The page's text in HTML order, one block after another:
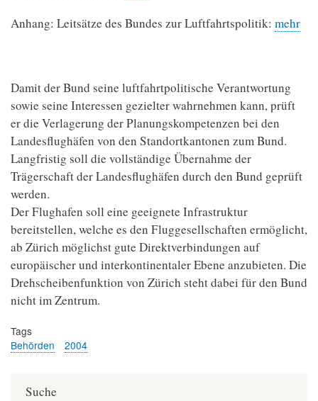
Anhang: Leitsätze des Bundes zur Luftfahrtspolitik: mehr
Damit der Bund seine luftfahrtpolitische Verantwortung
sowie seine Interessen gezielter wahrnehmen kann, prüft
er die Verlagerung der Planungskompetenzen bei den
Landesflughäfen von den Standortkantonen zum Bund.
Langfristig soll die vollständige Übernahme der
Trägerschaft der Landesflughäfen durch den Bund geprüft
werden.
Der Flughafen soll eine geeignete Infrastruktur
bereitstellen, welche es den Fluggesellschaften ermöglicht,
ab Zürich möglichst gute Direktverbindungen auf
europäischer und interkontinentaler Ebene anzubieten. Die
Drehscheibenfunktion von Zürich steht dabei für den Bund
nicht im Zentrum.
Tags
Behörden
2004
Suche